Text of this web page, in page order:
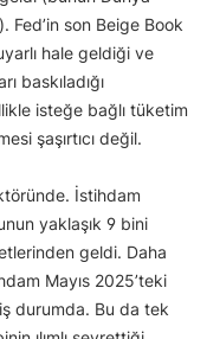
Fed’in son Beige Book
hale geldiği ve
baskıladığı
isteğe bağlı tüketim
şaşırtıcı değil.
İstihdam
yaklaşık 9 bini
geldi. Daha
Mayıs 2025’teki
durumda. Bu da tek